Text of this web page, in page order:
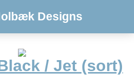
Designs
/ Jet (sort)